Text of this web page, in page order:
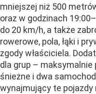
mniejszej niż 500
oraz w godzinach
do 20 km/h, a także
rowerowe, pola, łąki i
zgody właściciela.
dla grup –
śnieżne i dwa
wynajmujący te